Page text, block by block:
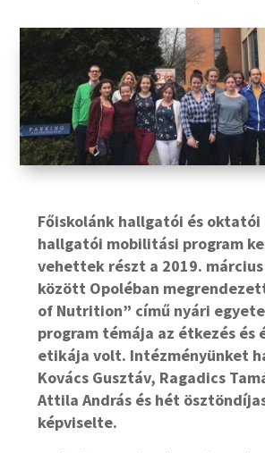
Főiskolánk hallgatói és oktatói
hallgatói mobilitási program
vehettek részt a 2019.
között Opoléban
of Nutrition” című nyári
program témája az étkezés és
etikája volt. Intézményünket
Kovács Gusztáv, Ragadics
Attila András és hét
képviselte.